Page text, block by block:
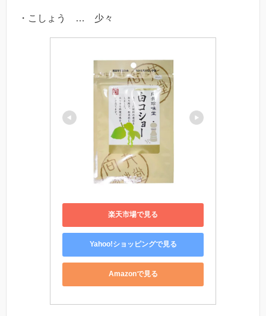
・こしょう … 少々
楽天市場で見る
Yahoo!ショッピングで見る
Amazonで見る